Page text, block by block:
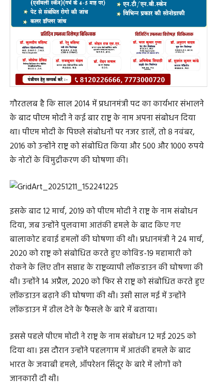
गौरतलब है कि साल 2014 में प्रधानमंत्री पद का कार्यभार संभालने
के बाद पीएम मोदी ने कई बार राष्ट्र के नाम अपना संबोधन दिया
था। पीएम मोदी के पिछले संबोधनों पर नजर डालें, तो 8 नवंबर,
2016 को उन्होंने राष्ट्र को संबोधित किया और 500 और 1000 रुपये
के नोटों के विमुद्रीकरण की घोषणा की।
इसके बाद 12 मार्च, 2019 को पीएम मोदी ने राष्ट्र के नाम संबोधन
दिया, जब उन्होंने पुलवामा आतंकी हमले के बाद किए गए
बालाकोट हवाई हमलों की घोषणा की थी। प्रधानमंत्री ने 24 मार्च,
2020 को राष्ट्र को संबोधित करते हुए कोविड-19 महामारी को
रोकने के लिए तीन सप्ताह के राष्ट्रव्यापी लॉकडाउन की घोषणा की
थी। उन्होंने 14 अप्रैल, 2020 को फिर से राष्ट्र को संबोधित करते हुए
लॉकडाउन बढ़ाने की घोषणा की थी। उसी साल मई में उन्होंने
लॉकडाउन में ढील देने के फैसले के बारे में बताया।
इससे पहले पीएम मोदी ने राष्ट्र के नाम संबोधन 12 मई 2025 को
दिया था। इस दौरान उन्होंने पहलगाम में आतंकी हमले के बाद
भारत के जवाबी हमले, ऑपरेशन सिंदूर के बारे में लोगों को
जानकारी दी थी।